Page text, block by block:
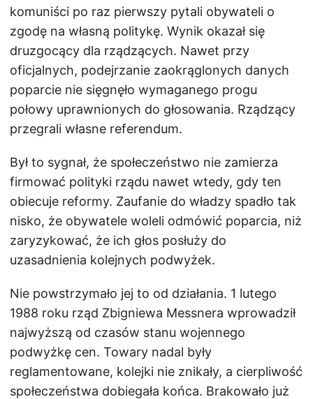
komuniści po raz pierwszy pytali obywateli o
zgodę na własną politykę. Wynik okazał się
druzgocący dla rządzących. Nawet przy
oficjalnych, podejrzanie zaokrąglonych danych
poparcie nie sięgnęło wymaganego progu
połowy uprawnionych do głosowania. Rządzący
przegrali własne referendum.
Był to sygnał, że społeczeństwo nie zamierza
firmować polityki rządu nawet wtedy, gdy ten
obiecuje reformy. Zaufanie do władzy spadło tak
nisko, że obywatele woleli odmówić poparcia, niż
zaryzykować, że ich głos posłuży do
uzasadnienia kolejnych podwyżek.
Nie powstrzymało jej to od działania. 1 lutego
1988 roku rząd Zbigniewa Messnera wprowadził
najwyższą od czasów stanu wojennego
podwyżkę cen. Towary nadal były
reglamentowane, kolejki nie znikały, a cierpliwość
społeczeństwa dobiegała końca. Brakowało już